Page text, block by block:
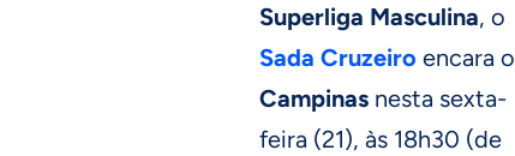
Superliga Masculina, o
Sada Cruzeiro encara o
Campinas nesta sexta-
feira (21), às 18h30 (de